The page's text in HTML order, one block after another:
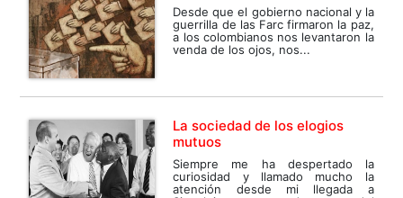
Desde que el gobierno nacional y la
guerrilla de las Farc firmaron la paz,
a los colombianos nos levantaron la
venda de los ojos, nos...
La sociedad de los elogios
mutuos
Siempre me ha despertado la
curiosidad y llamado mucho la
atención desde mi llegada a